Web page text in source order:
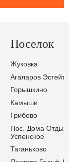
Поселок
Жуковка
Агаларов Эстейт
Горышкино
Камыши
Грибово
Пос. Дома
Успенское
Таганьково